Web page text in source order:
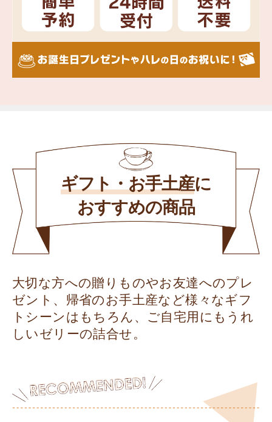
ギフト・お手土産に
おすすめの商品
大切な方への贈りものやお友達へのプレ
ゼント、帰省のお手土産など様々なギフ
トシーンはもちろん、ご自宅用にもうれ
しいゼリーの詰合せ。